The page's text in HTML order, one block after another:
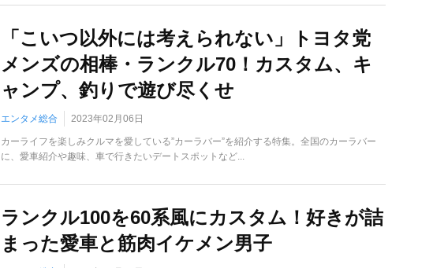
「こいつ以外には考えられない」トヨタ党
メンズの相棒・ランクル70！カスタム、キ
ャンプ、釣りで遊び尽くせ
エンタメ総合 2023年02月06日
カーライフを楽しみクルマを愛している”カーラバー”を紹介する特集。全国のカーラバー
に、愛車紹介や趣味、車で行きたいデートスポットなど...
ランクル100を60系風にカスタム！好きが詰
まった愛車と筋肉イケメン男子